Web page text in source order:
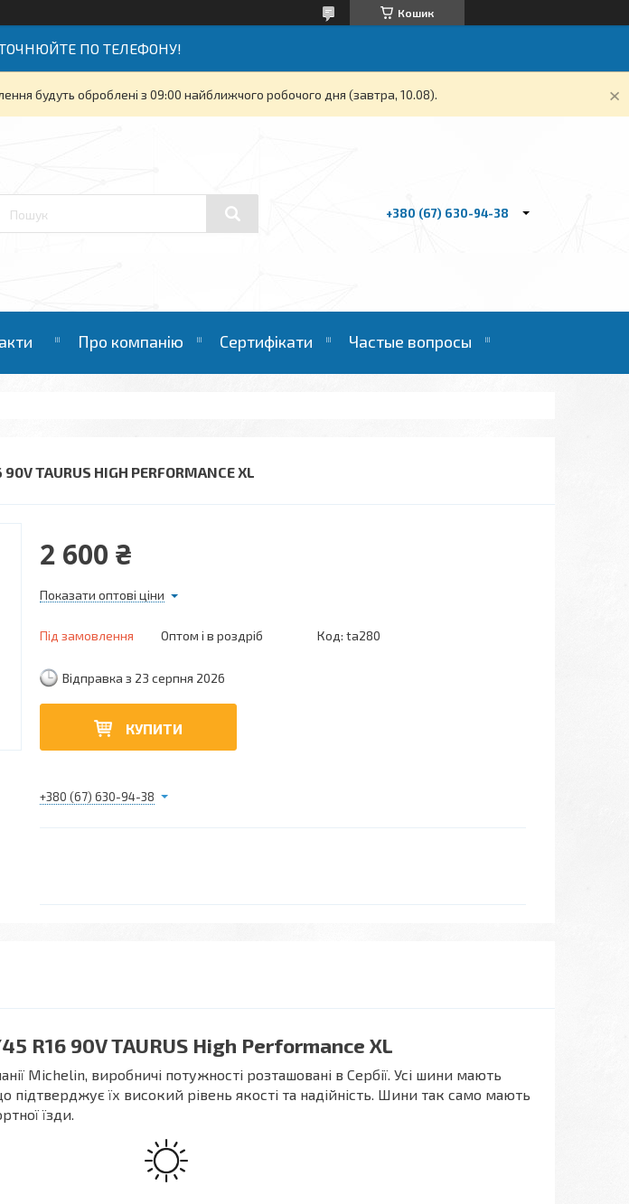
Кошик
ПО ТЕЛЕФОНУ!
будуть оброблені з 09:00 найближчого робочого дня (завтра, 10.08).
+380 (67) 630-94-38
Про компанію Сертифікати Частые вопросы
TAURUS HIGH PERFORMANCE XL
2 600 ₴
Показати оптові ціни
Під замовлення Оптом і в роздріб Код: ta280
Відправка з 23 серпня 2026
КУПИТИ
+380 (67) 630-94-38
R16 90V TAURUS High Performance XL
Michelin, виробничі потужності розташовані в Сербії. Усі шини мають
підтверджує їх високий рівень якості та надійність. Шини так само мають
їзди.